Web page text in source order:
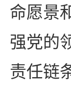
命愿景
强党的
责任链